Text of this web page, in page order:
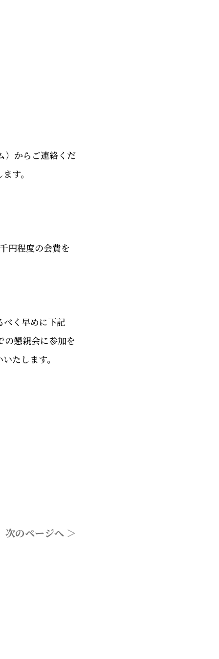
）からご連絡くだ
す。
円程度の会費を
く早めに下記
の懇親会に参加を
たします。
次のページへ ＞